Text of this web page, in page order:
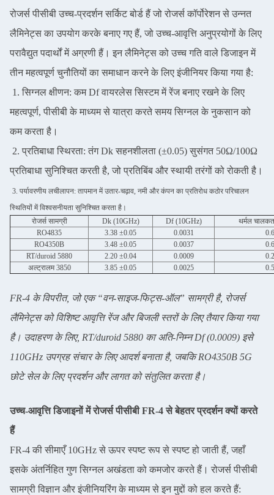
रोजर्स पीसीबी उच्च-प्रदर्शन सर्किट बोर्ड हैं जो रोजर्स कॉर्पोरेशन से उन्नत
लैमिनेट्स का उपयोग करके बनाए गए हैं, जो उच्च-आवृत्ति अनुप्रयोगों के लिए
परावैद्युत पदार्थों में अग्रणी हैं। इन लैमिनेट्स को उच्च गति वाले डिजाइन में
तीन महत्वपूर्ण चुनौतियों का समाधान करने के लिए इंजीनियर किया गया है:
1. सिग्नल क्षीणन: कम Df वायरलेस सिस्टम में रेंज बनाए रखने के लिए
महत्वपूर्ण, पीसीबी के माध्यम से यात्रा करते समय सिग्नल के नुकसान को
कम करता है।
2. प्रतिबाधा स्थिरता: तंग Dk सहनशीलता (±0.05) सुसंगत 50Ω/100Ω
प्रतिबाधा सुनिश्चित करती है, जो प्रतिबिंब और स्थायी तरंगों को रोकती है।
3. पर्यावरणीय लचीलापन: तापमान में उतार-चढ़ाव, नमी और कंपन का प्रतिरोध कठोर परिचालन
स्थितियों में विश्वसनीयता सुनिश्चित करता है।
रोजर्स सामग्री
Dk (10GHz) Df (10GHz)
थर्मल
RO4835
3.38 ±0.05 0.0031
RO4350B
3.48 ±0.05 0.0037
RT/duroid 5880
2.20 ±0.04 0.0009
अल्ट्रालम 3850
3.85 ±0.05 0.0025
FR-4 के विपरीत, जो एक “वन-साइज-फिट्स-ऑल” सामग्री है, रोजर्स
लैमिनेट्स को विशिष्ट आवृत्ति रेंज और बिजली स्तरों के लिए तैयार किया गया
है। उदाहरण के लिए, RT/duroid 5880 का अति-निम्न Df (0.0009) इसे
110GHz उपग्रह संचार के लिए आदर्श बनाता है, जबकि RO4350B 5G
छोटे सेल के लिए प्रदर्शन और लागत को संतुलित करता है।
उच्च-आवृत्ति डिजाइनों में रोजर्स पीसीबी FR-4 से बेहतर प्रदर्शन क्यों करते
हैं
FR-4 की सीमाएँ 10GHz से ऊपर स्पष्ट रूप से स्पष्ट हो जाती हैं, जहाँ
इसके अंतर्निहित गुण सिग्नल अखंडता को कमजोर करते हैं। रोजर्स पीसीबी
सामग्री विज्ञान और इंजीनियरिंग के माध्यम से इन मुद्दों को हल करते हैं: